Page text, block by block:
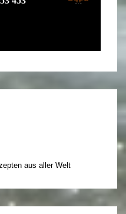
aus aller Welt